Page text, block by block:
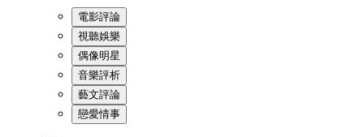
電影評論
視聽娛樂
偶像明星
音樂評析
藝文評論
戀愛情事